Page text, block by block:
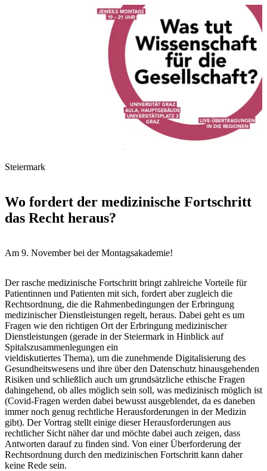
Steiermark
Wo fordert der medizinische Fortschritt
das Recht heraus?
Am 9. November bei der Montagsakademie!
Der rasche medizinische Fortschritt bringt zahlreiche Vorteile für
Patientinnen und Patienten mit sich, fordert aber zugleich die
Rechtsordnung, die die Rahmenbedingungen der Erbringung
medizinischer Dienstleistungen regelt, heraus. Dabei geht es um
Fragen wie den richtigen Ort der Erbringung medizinischer
Dienstleistungen (gerade in der Steiermark in Hinblick auf
Spitalszusammenlegungen ein
vieldiskutiertes Thema), um die zunehmende Digitalisierung des
Gesundheitswesens und ihre über den Datenschutz hinausgehenden
Risiken und schließlich auch um grundsätzliche ethische Fragen
dahingehend, ob alles möglich sein soll, was medizinisch möglich ist
(Covid-Fragen werden dabei bewusst ausgeblendet, da es daneben
immer noch genug rechtliche Herausforderungen in der Medizin
gibt). Der Vortrag stellt einige dieser Herausforderungen aus
rechtlicher Sicht näher dar und möchte dabei auch zeigen, dass
Antworten darauf zu finden sind. Von einer Überforderung der
Rechtsordnung durch den medizinischen Fortschritt kann daher
keine Rede sein.